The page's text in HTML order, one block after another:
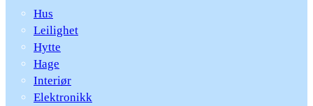
Hus
Leilighet
Hytte
Hage
Interiør
Elektronikk